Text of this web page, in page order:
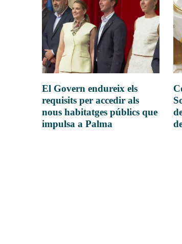
El Govern endureix els
requisits per accedir als
nous habitatges públics que
impulsa a Palma